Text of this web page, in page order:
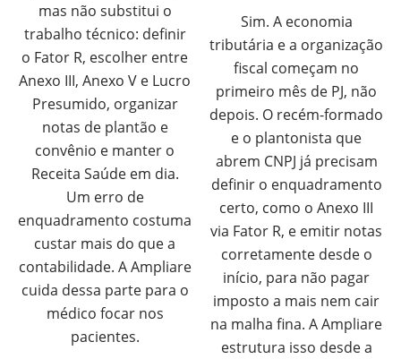
mas não substitui o
trabalho técnico: definir
o Fator R, escolher entre
Anexo III, Anexo V e Lucro
Presumido, organizar
notas de plantão e
convênio e manter o
Receita Saúde em dia.
Um erro de
enquadramento costuma
custar mais do que a
contabilidade. A Ampliare
cuida dessa parte para o
médico focar nos
pacientes.
Sim. A economia
tributária e a organização
fiscal começam no
primeiro mês de PJ, não
depois. O recém-formado
e o plantonista que
abrem CNPJ já precisam
definir o enquadramento
certo, como o Anexo III
via Fator R, e emitir notas
corretamente desde o
início, para não pagar
imposto a mais nem cair
na malha fina. A Ampliare
estrutura isso desde a